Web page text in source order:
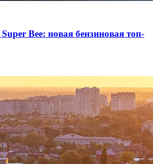
Bee: новая бензиновая топ-